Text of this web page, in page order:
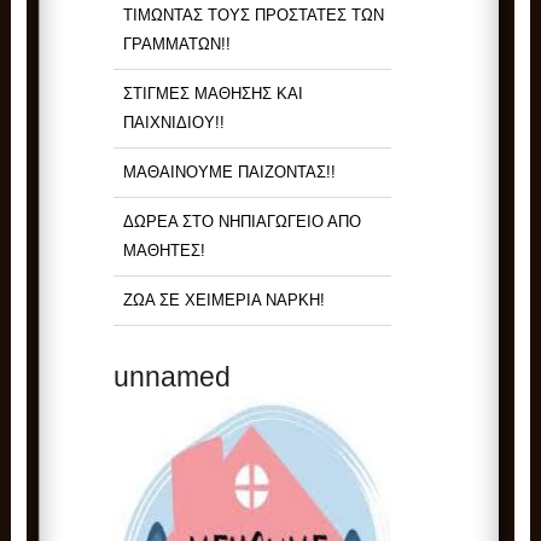
ΤΙΜΩΝΤΑΣ ΤΟΥΣ ΠΡΟΣΤΑΤΕΣ ΤΩΝ
ΓΡΑΜΜΑΤΩΝ!!
ΣΤΙΓΜΕΣ ΜΑΘΗΣΗΣ ΚΑΙ
ΠΑΙΧΝΙΔΙΟΥ!!
ΜΑΘΑΙΝΟΥΜΕ ΠΑΙΖΟΝΤΑΣ!!
ΔΩΡΕΑ ΣΤΟ ΝΗΠΙΑΓΩΓΕΙΟ ΑΠΟ
ΜΑΘΗΤΕΣ!
ΖΩΑ ΣΕ ΧΕΙΜΕΡΙΑ ΝΑΡΚΗ!
unnamed